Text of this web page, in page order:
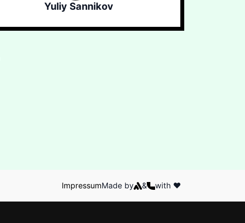
Yuliy Sannikov
ImpressumMade by & with ❤️